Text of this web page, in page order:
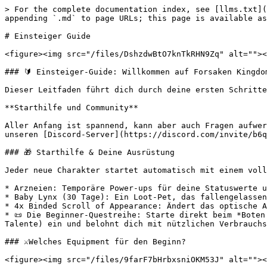
> For the complete documentation index, see [llms.txt](https://gitbook.forsakenkingdom.com/wiki/llms.txt). Markdown versions of documentation pages are available by appending `.md` to page URLs; this page is available as [Markdown](https://gitbook.forsakenkingdom.com/wiki/starthilfe/einsteiger-guide.md).

# Einsteiger Guide

<figure><img src="/files/DshzdwBtO7knTkRHN9Zq" alt=""><figcaption></figcaption></figure>

### 🔰 Einsteiger-Guide: Willkommen auf Forsaken Kingdom!

Dieser Leitfaden führt dich durch deine ersten Schritte von der Charaktererstellung über die ideale Ausrüstung bis hin zu den optimalen Levelgebieten.

**Starthilfe und Community**

Aller Anfang ist spannend, kann aber auch Fragen aufwerfen. Solltet ihr im Spiel einmal nicht weiterwissen oder auf Probleme stoßen, seid ihr herzlich eingeladen, unseren [Discord-Server](https://discord.com/invite/b6q3CDp) zu besuchen. Dort steht euch unsere hilfsbereite Community jederzeit mit Rat und Tat zur Seite.

### 🎁 Starthilfe & Deine Ausrüstung

Jeder neue Charakter startet automatisch mit einem vollen Fashion-Set (inkl. Maske & Umhang) sowie einem Willkommensgeschenk im Inventar:

* Arzneien: Temporäre Power-ups für deine Statuswerte und EXP.
* Baby Lynx (30 Tage): Ein Loot-Pet, das fallengelassene Items automatisch einsammelt.
* 4x Binded Scroll of Appearance: Ändert das optische Aussehen deiner Ausrüstung.
* 📜 Die Beginner-Questreihe: Starte direkt beim *Boten der Community*. Diese 18-teilige Quest führt dich in grundlegende Systeme (Pet-Filter, Upgrades, Party, Talente) ein und belohnt dich mit nützlichen Verbrauchsgegenständen.

### ⚔️Welches Equipment für den Beginn?

<figure><img src="/files/9farF7bHrbxsniOKM53J" alt=""><figcaption></figcaption></figure>

#### ⚔️ Das erste Equipment & Erwecken (Flaris)

Für den Start reicht die Standard-Ausrüstung der Händler in Flaris völlig aus:

* 🏢 \[Rüstungshändler] Luda: Verkauft komplette *Bloody-Sets* als praktisches Paket.
* 💎 \[Schmuckhändlerin] Peach: Bietet bereits aufgewerteten *Soul-Schmuck* für sofortige Werterhöhung. Zudem findet ihr bei ihr auch Scrolls of Low-Awakening, mit denen ihr eure Ausrüstung ganz unkompliziert erwecken könnt.
* 🐾 \[Pet Tamer]: Bei ihm erhaltet ihr wichtige Gegenstände für eure tierischen Begleiter, darunter die Scroll of Pickup Pet-Mid Awakening, mit der ihr eure Sammelpets mit stärkeren Erweckungen versehen könnt.

> ⚡ Schnell-Erweckung via Chat: Lege das Ausrüstungsteil auf den ersten Slot deines Inventars und tippe `/awake` in den Chat. *Tipp: Lege dir diesen Befehl für maximalen Speed auf eine F-Taste.*

### ⚒️ Ausrüstungs-Upgrades & Sockeln

Das Verbessern eurer Ausrüstung ist ein entscheidender Schritt, um euren Charakter für die höheren Level und Dungeons zu stärken. Die wichtigsten Schritte und Anlaufstellen im Überblick:

* Der Schmied: Das Upgraden und Sockeln eures Equipments wird direkt bei \[Schmied] Bobo Chan durchgeführt.
* Schutz vor Item-Verlust: Die für die Upgrade-Versuche dringend benötigten *Schutzrollen* (Protect Scrolls) könnt ihr in Zentral-Flaris bei \[Spellbounding] Maylin erwerben.
* Upgrade-Materialien: *Moonstones* und *Orikalkum* erhaltet ihr direkt im Tausch beim \[Chip-Händler] Wafor.
* Karten & Edelsteine: Sockelkarten,